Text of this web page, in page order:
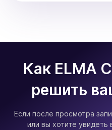
Как ELMA
решить
Если после просмотра
или вы хотите